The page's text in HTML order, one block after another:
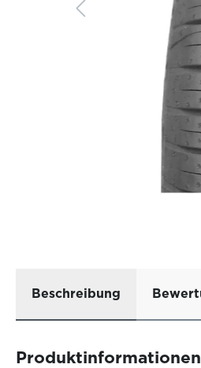
Beschreibung
Produktinformationen